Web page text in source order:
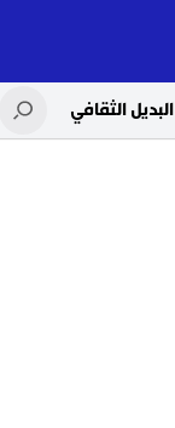
البديل الثقافي